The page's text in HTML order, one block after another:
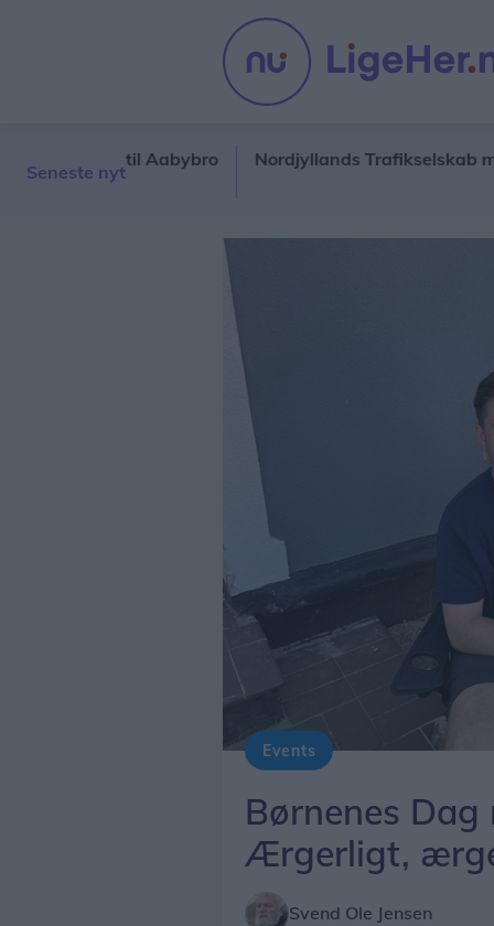
Seneste nyt
til Aabybro Nordjyllands Trafikselskab mangler
Events
Børnenes
Ærgerligt,
Svend Ole Jensen